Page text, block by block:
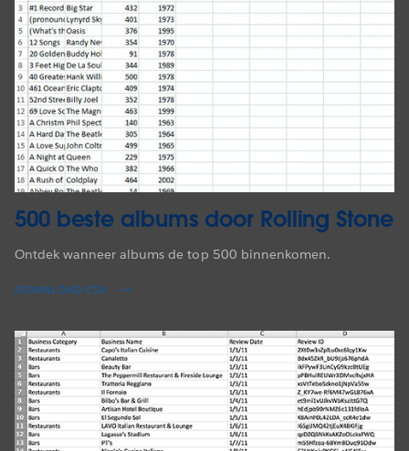
500 beste albums door Rolling Stone
Ontdek wanneer albums de top 500 binnenkomen.
DOWNLOAD CSV